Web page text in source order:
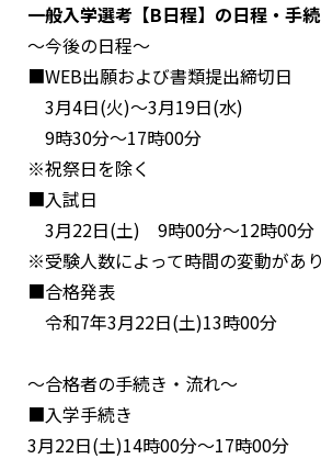
一般入学選考【B日程】の日程・手
～今後の日程～
■WEB出願および書類提出締切日
3月4日(火)〜3月19日(水)
9時30分～17時00分
※祝祭日を除く
■入試日
3月22日(土) 9時00分～12時00分
※受験人数によって時間の変動があり
■合格発表
令和7年3月22日(土)13時00分
〜合格者の手続き・流れ〜
■入学手続き
3月22日(土)14時00分～17時00分